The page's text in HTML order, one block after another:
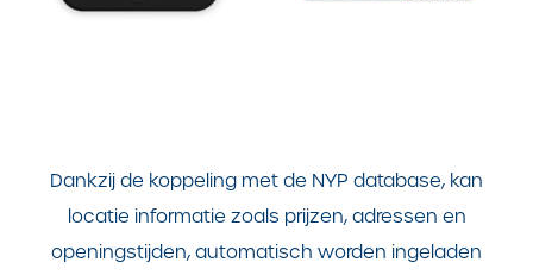
Dankzij de koppeling met de NYP database, kan
locatie informatie zoals prijzen, adressen en
openingstijden, automatisch worden ingeladen